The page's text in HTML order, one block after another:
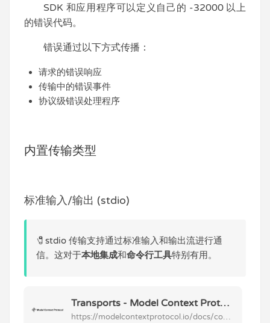
SDK 和应用程序可以定义自己的 -32000 以上
的错误代码。
错误通过以下方式传播：
请求的错误响应
传输中的错误事件
协议级错误处理程序
内置传输类型
标准输入/输出 (stdio)
🧷stdio 传输支持通过标准输入和输出流进行通
信。这对于本地集成和命令行工具特别有用。
Transports - Model Context Protocol Learn about MCP's communication mechanisms
https://modelcontextprotocol.io/docs/concepts/transports#standard-input%2Foutput-stdio